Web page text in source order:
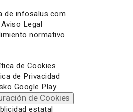
de infosalus.com
Aviso Legal
normativo
de Cookies
de Privacidad
Google Play
de Cookies
estatal